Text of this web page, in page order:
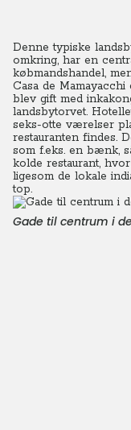
Denne typiske
omkring, har en
købmandshandel,
Casa de
blev gift med
landsbytorvet.
seks-otte værelser
restauranten findes.
som f.eks. en bænk,
kolde restaurant,
ligesom de lokale
top.
Gade til centrum i